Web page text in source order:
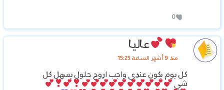
0
عاليا
منذ 9 أشهر الساعة 15:25
كل يوم يكون عندي واجب اروح حلول يسهل كل
شي